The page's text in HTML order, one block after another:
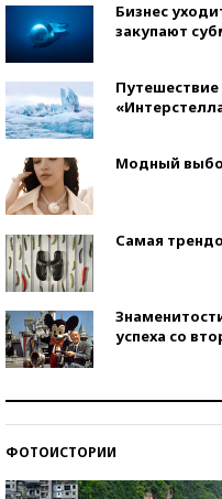
Бизнес
закупают
Модный
Самая
успеха со
ФОТОИСТОРИИ